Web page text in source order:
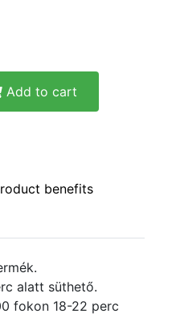
Add to cart
benefits
alatt süthető.
fokon 18-22 perc